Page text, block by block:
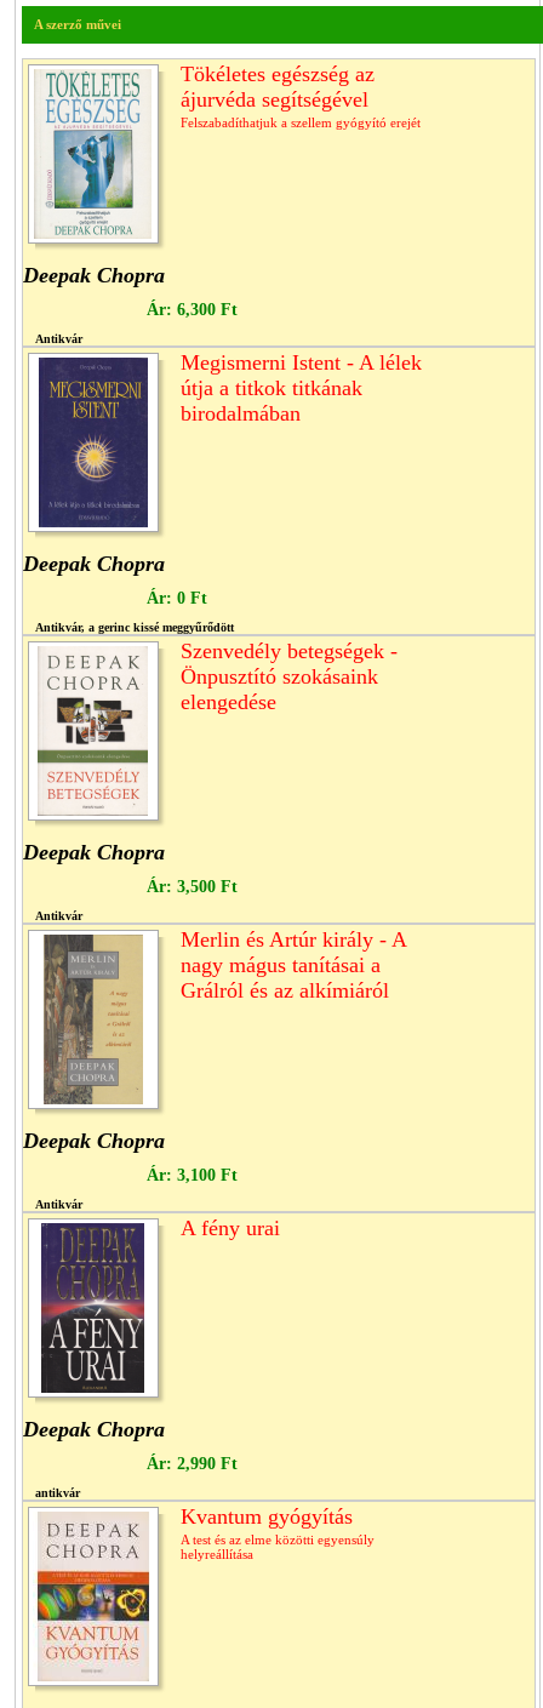
A szerző művei
Tökéletes egészség az
ájurvéda segítségével
Felszabadíthatjuk a szellem gyógyító erejét
Deepak Chopra
Ár: 6,300 Ft
Antikvár
Megismerni Istent - A lélek
útja a titkok titkának
birodalmában
Deepak Chopra
Ár: 0 Ft
Antikvár, a gerinc kissé meggyűrődött
Szenvedély betegségek -
Önpusztító szokásaink
elengedése
Deepak Chopra
Ár: 3,500 Ft
Antikvár
Merlin és Artúr király - A
nagy mágus tanításai a
Grálról és az alkímiáról
Deepak Chopra
Ár: 3,100 Ft
Antikvár
A fény urai
Deepak Chopra
Ár: 2,990 Ft
antikvár
Kvantum gyógyítás
A test és az elme közötti egyensúly
helyreállítása